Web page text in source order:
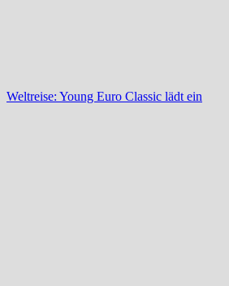
Weltreise: Young Euro Classic lädt ein